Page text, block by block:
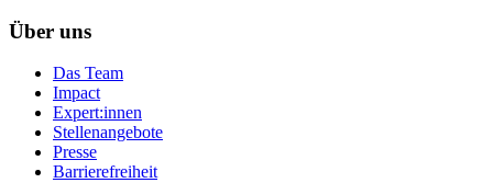
Über uns
Das Team
Impact
Expert:innen
Stellenangebote
Presse
Barrierefreiheit